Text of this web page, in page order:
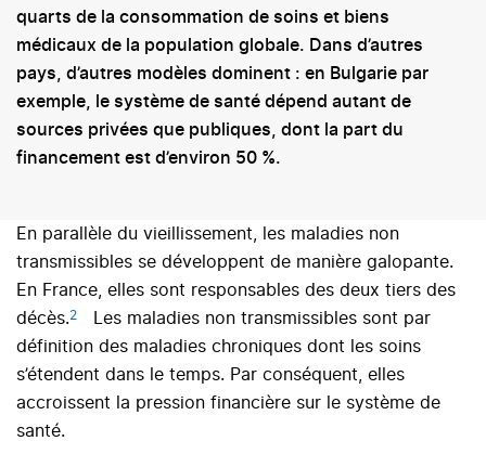
quarts de la consommation de soins et biens
médicaux de la population globale. Dans d’autres
pays, d’autres modèles dominent : en Bulgarie par
exemple, le système de santé dépend autant de
sources privées que publiques, dont la part du
financement est d’environ 50 %.
En parallèle du vieillissement, les maladies non
transmissibles se développent de manière galopante.
En France, elles sont responsables des deux tiers des
décès.2
Les maladies non transmissibles sont par
définition des maladies chroniques dont les soins
s’étendent dans le temps. Par conséquent, elles
accroissent la pression financière sur le système de
santé.